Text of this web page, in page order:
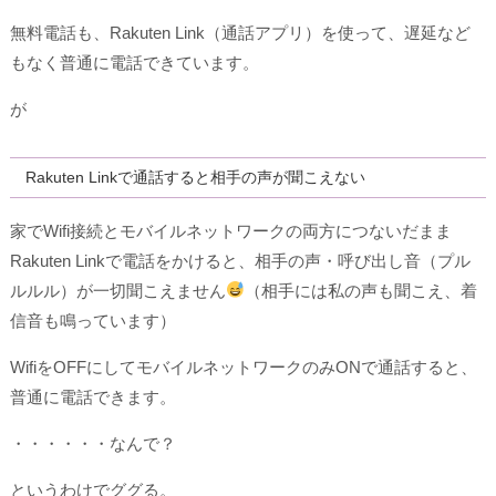
無料電話も、Rakuten Link（通話アプリ）を使って、遅延など
もなく普通に電話できています。
が
Rakuten Linkで通話すると相手の声が聞こえない
家でWifi接続とモバイルネットワークの両方につないだまま
Rakuten Linkで電話をかけると、相手の声・呼び出し音（プル
ルルル）が一切聞こえません
（相手には私の声も聞こえ、着
信音も鳴っています）
WifiをOFFにしてモバイルネットワークのみONで通話すると、
普通に電話できます。
・・・・・・なんで？
というわけでググる。